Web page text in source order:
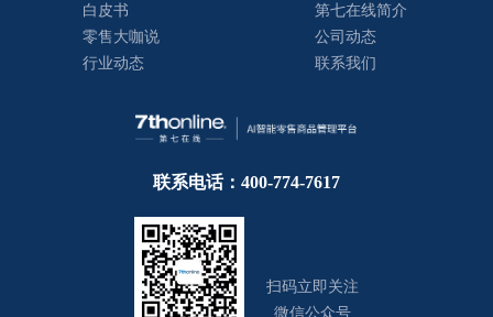
白皮书
零售大咖说
行业动态
第七在线简介
公司动态
联系我们
联系电话：400-774-7617
扫码立即关注
微信公众号